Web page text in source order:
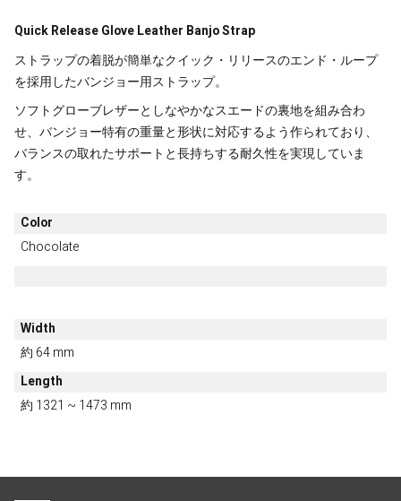
Quick Release Glove Leather Banjo Strap
ストラップの着脱が簡単なクイック・リリースのエンド・ループ
を採用したバンジョー用ストラップ。
ソフトグローブレザーとしなやかなスエードの裏地を組み合わ
せ、バンジョー特有の重量と形状に対応するよう作られており、
バランスの取れたサポートと長持ちする耐久性を実現していま
す。
Color
Chocolate
Width
約 64 mm
Length
約 1321 ~ 1473 mm